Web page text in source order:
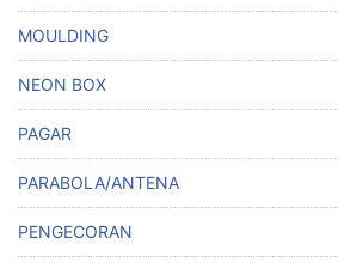
MOULDING
NEON BOX
PAGAR
PARABOLA/ANTENA
PENGECORAN